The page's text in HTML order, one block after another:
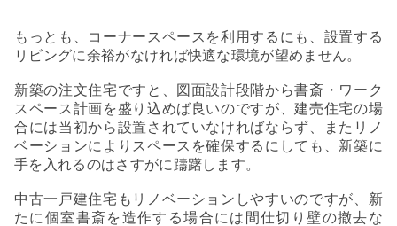
もっとも、コーナースペースを利用するにも、設置する
リビングに余裕がなければ快適な環境が望めません。
新築の注文住宅ですと、図面設計段階から書斎・ワーク
スペース計画を盛り込めば良いのですが、建売住宅の場
合には当初から設置されていなければならず、またリノ
ベーションによりスペースを確保するにしても、新築に
手を入れるのはさすがに躊躇します。
中古一戸建住宅もリノベーションしやすいのですが、新
たに個室書斎を造作する場合には間仕切り壁の撤去な